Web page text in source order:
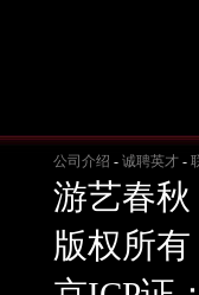
公司介绍 - 诚聘英才 -
游艺春
版权所有